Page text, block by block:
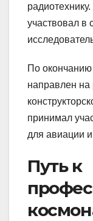
участвовал в
По окончанию
направлен на
принимал
для авиации
Путь к